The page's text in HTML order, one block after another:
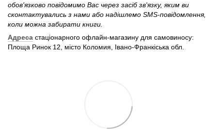
обов'язково повідомимо Вас через засіб зв'язку, яким ви
сконтактувались з нами або надішлемо SMS-повідомлення,
коли можна забирати книги.
Адреса стаціонарного офлайн-магазину для самовиносу:
Площа Ринок 12, місто Коломия, Івано-Франкіська обл.